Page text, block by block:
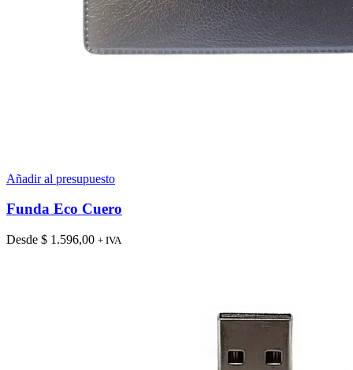
Añadir al presupuesto
Funda Eco Cuero
Desde $ 1.596,00 + IVA